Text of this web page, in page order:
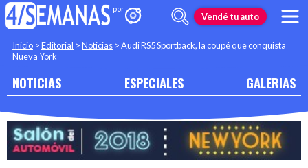
Vendé tu auto
Inicio >Editorial >Noticias >Audi RS5 Sportback, la coupé que conquista
Nueva York
NOTICIAS ESPECIALES GALERIAS